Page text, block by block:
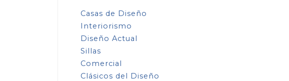
Casas de Diseño
Interiorismo
Diseño Actual
Sillas
Comercial
Clásicos del Diseño